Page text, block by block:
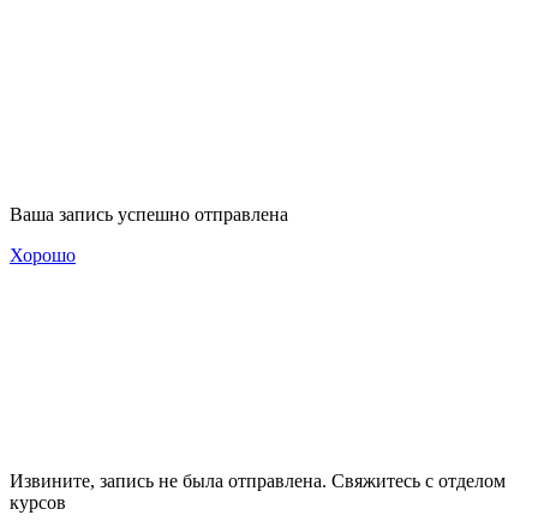
Ваша запись успешно отправлена
Хорошо
Извините, запись не была отправлена. Свяжитесь с отделом
курсов